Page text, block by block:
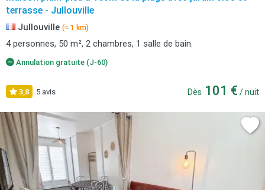
terrasse - Jullouville
Jullouville (≈ 1 km)
4 personnes, 50 m², 2 chambres, 1 salle de bain.
Annulation gratuite (J-60)
3,8 5 avis Dès 101 € / nuit